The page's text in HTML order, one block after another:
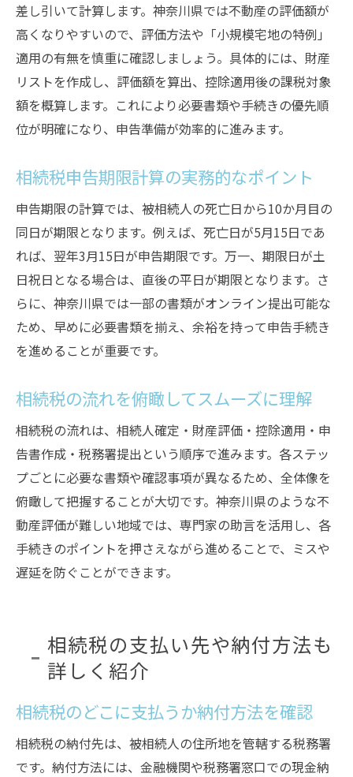
差し引いて計算します。神奈川県では不動産の評価額が
高くなりやすいので、評価方法や「小規模宅地の特例」
適用の有無を慎重に確認しましょう。具体的には、財産
リストを作成し、評価額を算出、控除適用後の課税対象
額を概算します。これにより必要書類や手続きの優先順
位が明確になり、申告準備が効率的に進みます。
相続税申告期限計算の実務的なポイント
申告期限の計算では、被相続人の死亡日から10か月目の
同日が期限となります。例えば、死亡日が5月15日であ
れば、翌年3月15日が申告期限です。万一、期限日が土
日祝日となる場合は、直後の平日が期限となります。さ
らに、神奈川県では一部の書類がオンライン提出可能な
ため、早めに必要書類を揃え、余裕を持って申告手続き
を進めることが重要です。
相続税の流れを俯瞰してスムーズに理解
相続税の流れは、相続人確定・財産評価・控除適用・申
告書作成・税務署提出という順序で進みます。各ステッ
プごとに必要な書類や確認事項が異なるため、全体像を
俯瞰して把握することが大切です。神奈川県のような不
動産評価が難しい地域では、専門家の助言を活用し、各
手続きのポイントを押さえながら進めることで、ミスや
遅延を防ぐことができます。
相続税の支払い先や納付方法も
詳しく紹介
相続税のどこに支払うか納付方法を確認
相続税の納付先は、被相続人の住所地を管轄する税務署
です。納付方法には、金融機関や税務署窓口での現金納